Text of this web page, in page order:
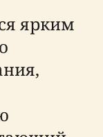
ярким